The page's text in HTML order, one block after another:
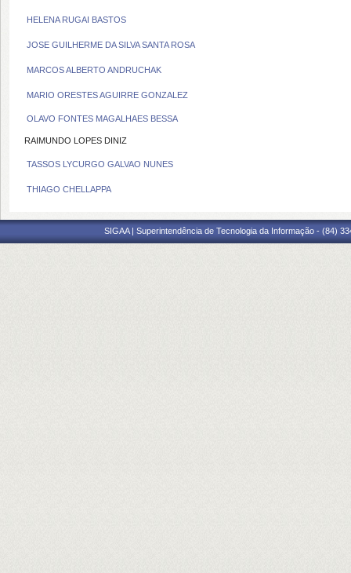
HELENA RUGAI BASTOS
JOSE GUILHERME DA SILVA SANTA ROSA
MARCOS ALBERTO ANDRUCHAK
MARIO ORESTES AGUIRRE GONZALEZ
OLAVO FONTES MAGALHAES BESSA
RAIMUNDO LOPES DINIZ
TASSOS LYCURGO GALVAO NUNES
THIAGO CHELLAPPA
SIGAA | Superintendência de Tecnologia da Informação - (84)